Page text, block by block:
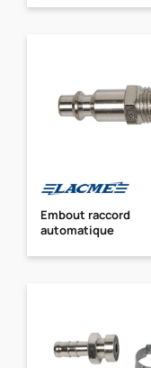
Embout raccord
automatique